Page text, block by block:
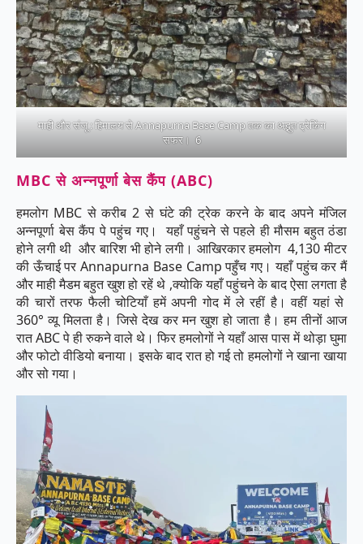
माही और संजू : हिमालय से Annapurna Base Camp तक का अद्भुत ट्रेकिंग
सफर। 6
MBC से अन्नपूर्णा बेस कैंप (ABC)
हमलोग MBC से करीब 2 से घंटे की ट्रेक करने के बाद अपने मंजिल
अन्नपूर्णा बेस कैंप पे पहुंच गए। यहाँ पहुंचने से पहले ही मौसम बहुत ठंडा
होने लगी थी और बारिश भी होने लगी। आखिरकार हमलोग 4,130 मीटर
की ऊँचाई पर Annapurna Base Camp पहुँच गए। यहाँ पहुंच कर मैं
और माही मैडम बहुत खुश हो रहें थे ,क्योकि यहाँ पहुंचने के बाद ऐसा लगता है
की चारों तरफ फैली चोटियाँ हमें अपनी गोद में ले रहीं है। वहीं यहां से
360° व्यू मिलता है। जिसे देख कर मन खुश हो जाता है। हम तीनों आज
रात ABC पे ही रुकने वाले थे। फिर हमलोगों ने यहाँ आस पास में थोड़ा घुमा
और फोटो वीडियो बनाया। इसके बाद रात हो गई तो हमलोगों ने खाना खाया
और सो गया।